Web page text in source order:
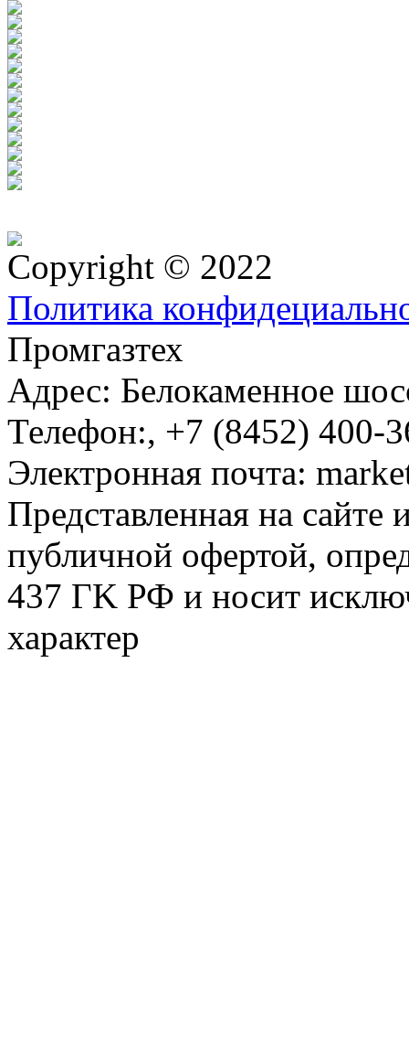
Copyright © 2022
Политика
Промгазтех
Адрес: Белокаменное
Телефон:, +7 (8452) 400-
Электронная почта:
Представленная на сайте
публичной офертой,
437 ГK РФ и носит
характер